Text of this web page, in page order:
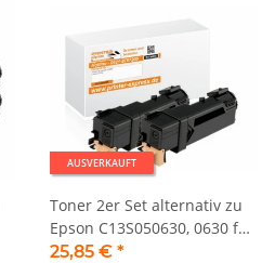
AUSVERKAUFT
Toner 2er Set alternativ zu
Epson C13S050630, 0630 für
Epson C2900, CX29 Drucker
25,85 € *